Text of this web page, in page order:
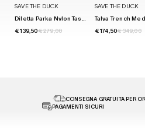
SAVE THE DUCK
€ 139,50€ 279,00
SAVE THE DUCK
€ 174,50€ 349,00
CONSEGNA GRATUITA PER
PAGAMENTI SICURI